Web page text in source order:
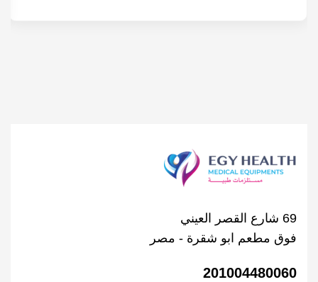
69 شارع القصر العيني
فوق مطعم ابو شقرة - مصر
201004480060